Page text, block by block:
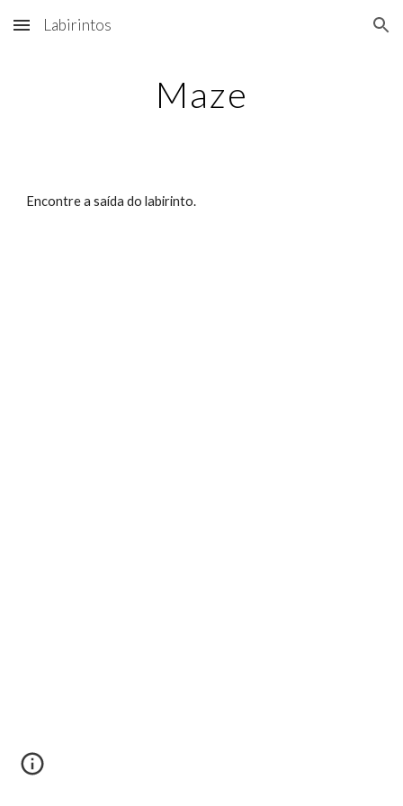
Skip to main content Skip to navigation
Labirintos
Maze
Encontre a saída do labirinto.